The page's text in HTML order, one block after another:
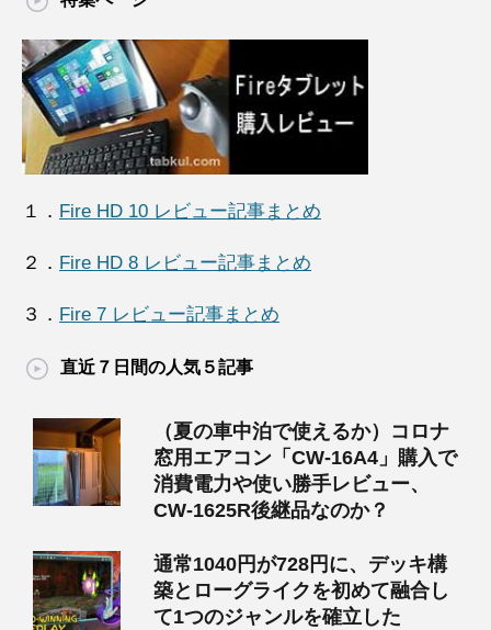
１． Fire HD 10 レビュー記事まとめ
２． Fire HD 8 レビュー記事まとめ
３． Fire 7 レビュー記事まとめ
直近７日間の人気５記事
（夏の車中泊で使えるか）コロナ
窓用エアコン「CW-16A4」購入で
消費電力や使い勝手レビュー、
CW-1625R後継品なのか？
通常1040円が728円に、デッキ構
築とローグライクを初めて融合し
て1つのジャンルを確立した